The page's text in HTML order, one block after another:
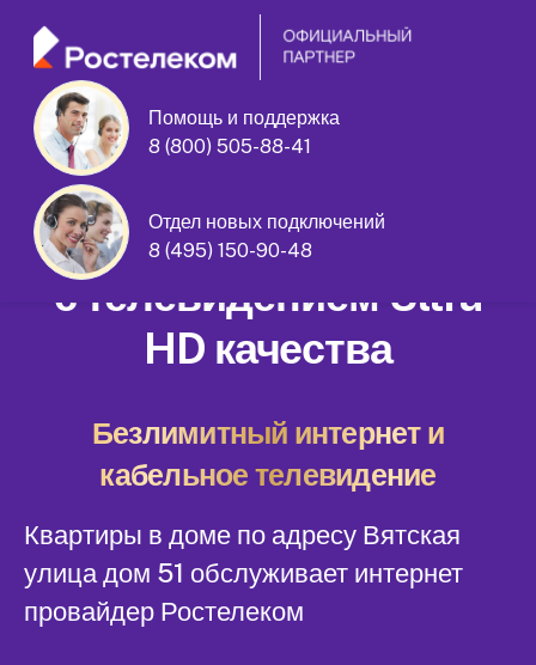
Помощь и поддержка
8 (800) 505-88-41
Отдел новых подключений
8 (495) 150-90-48
Вятская улица дом 51
Домашний интернет
с телевидением Ultra
HD качества
Безлимитный интернет и
кабельное телевидение
Квартиры в доме по адресу Вятская
улица дом 51 обслуживает интернет
провайдер Ростелеком